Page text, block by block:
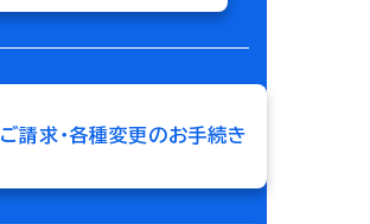
ご請求・各種変更のお手続き